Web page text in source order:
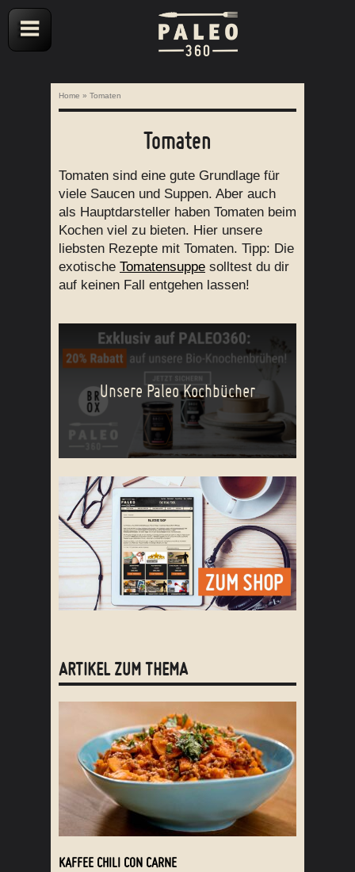
Home » Tomaten
Tomaten
Tomaten sind eine gute Grundlage für
viele Saucen und Suppen. Aber auch
als Hauptdarsteller haben Tomaten beim
Kochen viel zu bieten. Hier unsere
liebsten Rezepte mit Tomaten. Tipp: Die
exotische Tomatensuppe solltest du dir
auf keinen Fall entgehen lassen!
Unsere Paleo Kochbücher
ARTIKEL ZUM THEMA
KAFFEE CHILI CON CARNE